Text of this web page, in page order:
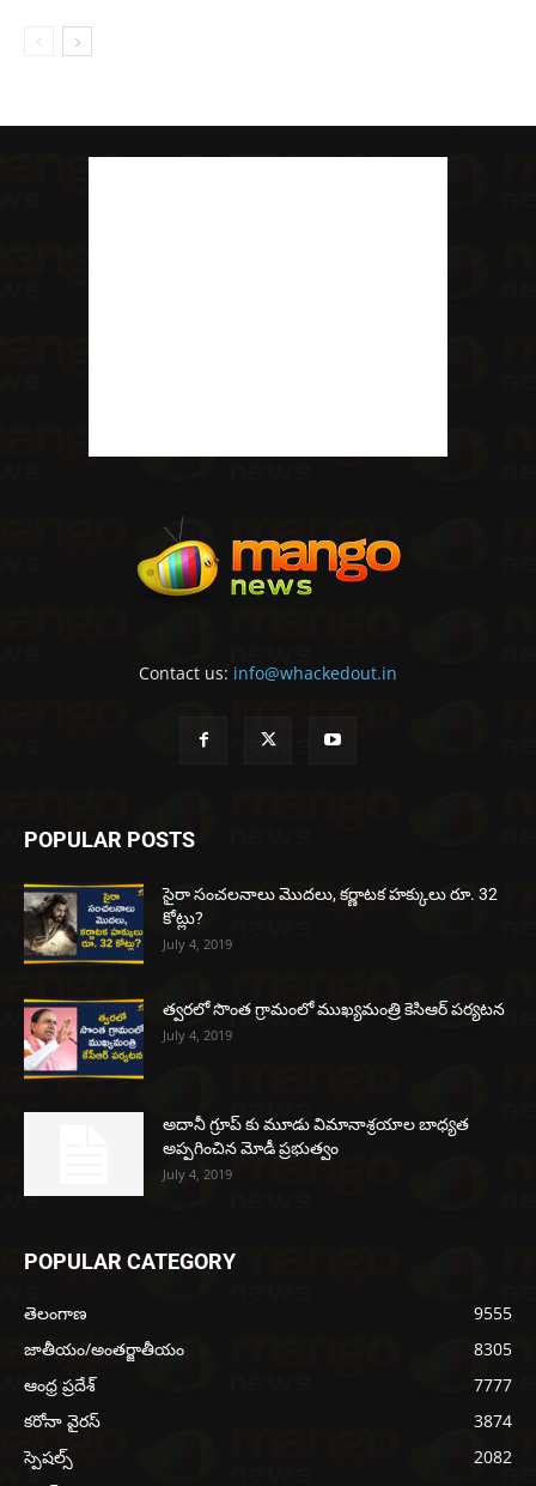
Contact us: info@whackedout.in
POPULAR POSTS
సైరా సంచలనాలు మొదలు, కర్ణాటక హక్కులు రూ. 32
కోట్లు?
July 4, 2019
త్వరలో సొంత గ్రామంలో ముఖ్యమంత్రి కెసిఆర్ పర్యటన
July 4, 2019
అదానీ గ్రూప్ కు మూడు విమానాశ్రయాల బాధ్యత
అప్పగించిన మోడీ ప్రభుత్వం
July 4, 2019
POPULAR CATEGORY
తెలంగాణ
9555
జాతీయం/అంతర్జాతీయం
8305
ఆంధ్ర ప్రదేశ్
7777
కరోనా వైరస్
3874
స్పెషల్స్
2082